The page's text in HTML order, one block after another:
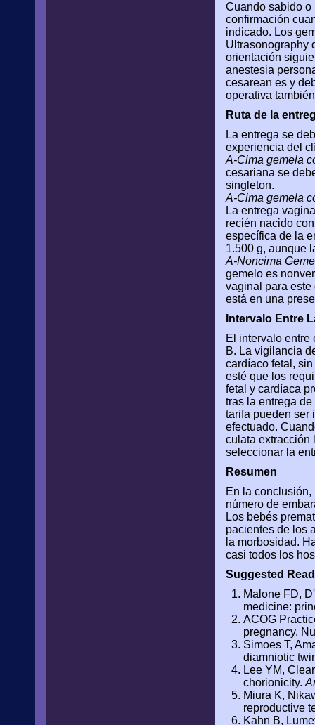
Cuando sabido o
confirmación
indicado. Los
Ultrasonography
orientación
anestesia
cesarean es y
operativa
Ruta de la
La entrega se
experiencia del
A-Cima gemela
cesariana se
singleton.
A-Cima gemela
La entrega
recién nacido
específica de la
1.500 g, aunque
A-Noncima
gemelo es
vaginal para este
está en una
Intervalo Entre
El intervalo entre
B. La vigilancia
cardíaco fetal,
esté que los
fetal y cardíaca
tras la entrega
tarifa pueden ser
efectuado.
culata extracción
seleccionar la
Resumen
En la
número de
Los bebés
pacientes de los
la morbosidad.
casi todos los
Suggested
Malone FD,
medicine:
ACOG
pregnancy.
Simoes T,
diamniotic
Lee YM,
chorionicity.
Miura K,
reproductive
Kahn B,